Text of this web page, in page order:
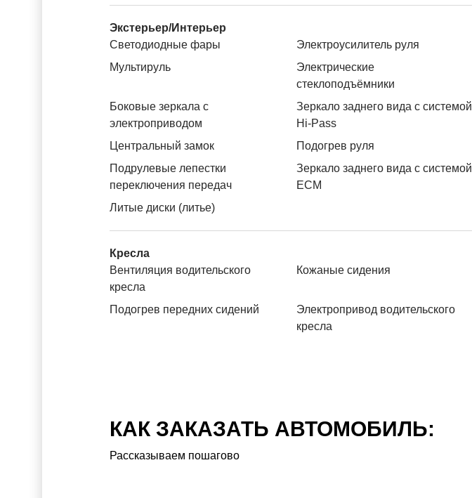
Экстерьер/Интерьер
Светодиодные фары
Электроусилитель руля
Мультируль
Электрические
стеклоподъёмники
Боковые зеркала с
электроприводом
Зеркало заднего вида с системой
Hi-Pass
Центральный замок
Подогрев руля
Подрулевые лепестки
переключения передач
Зеркало заднего вида с системой
ЕСМ
Литые диски (литье)
Кресла
Вентиляция водительского
кресла
Кожаные сидения
Подогрев передних сидений
Электропривод водительского
кресла
КАК ЗАКАЗАТЬ АВТОМОБИЛЬ:
Рассказываем пошагово